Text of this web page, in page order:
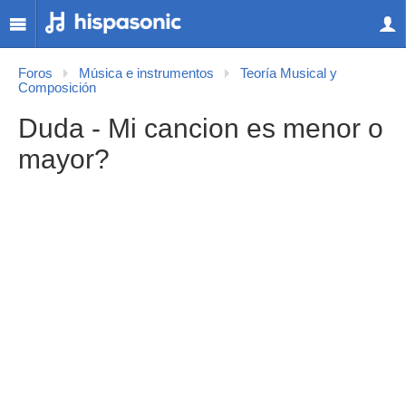
Foros Música e instrumentos
Teoría Musical y
Composición
Duda - Mi cancion es menor o
mayor?